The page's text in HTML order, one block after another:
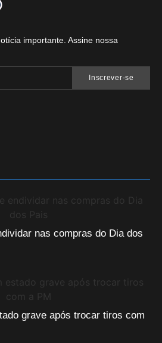
importante. Assine nossa
Inscrever-se
nas compras do Dia dos
grave após trocar tiros com